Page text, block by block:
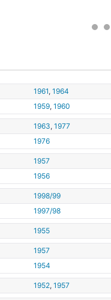
1961, 1964
1959, 1960
1963, 1977
1976
1957
1956
1998/99
1997/98
1955
1957
1954
1952, 1957